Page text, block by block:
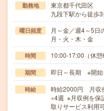
勤務地
東京都千代田区
九段下駅から徒歩
曜日頻度
月～金／週4～5
月・火・木・金
時間 10:00-17:00（休憩
期間 即日～長期 ※開始
時給
時給2000円 月収
×4週 ※月収例を保
取りサービス利用